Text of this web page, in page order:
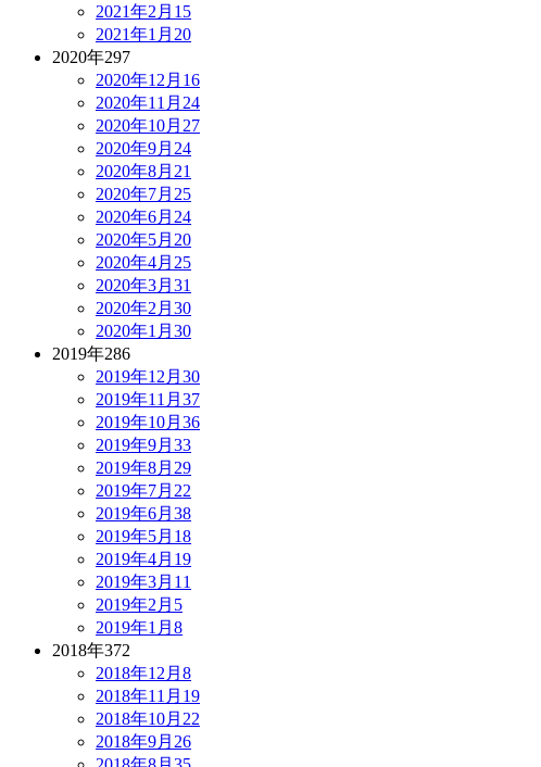
2021年2月 15
2021年1月 20
2020年297
2020年12月 16
2020年11月 24
2020年10月 27
2020年9月 24
2020年8月 21
2020年7月 25
2020年6月 24
2020年5月 20
2020年4月 25
2020年3月 31
2020年2月 30
2020年1月 30
2019年286
2019年12月 30
2019年11月 37
2019年10月 36
2019年9月 33
2019年8月 29
2019年7月 22
2019年6月 38
2019年5月 18
2019年4月 19
2019年3月 11
2019年2月 5
2019年1月 8
2018年372
2018年12月 8
2018年11月 19
2018年10月 22
2018年9月 26